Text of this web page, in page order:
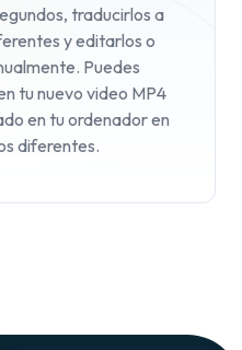
traducirlos a
y editarlos o
Puedes
tu nuevo video MP4
en tu ordenador en
diferentes.